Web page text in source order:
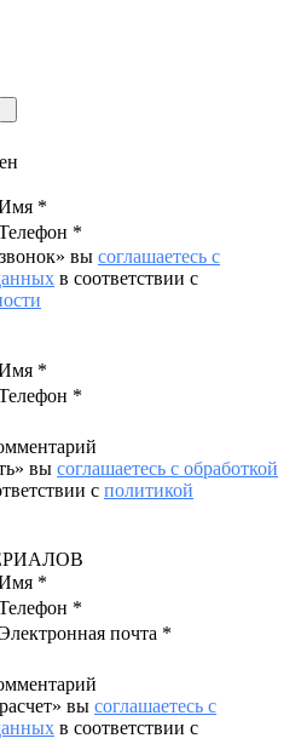
*
*
вы соглашаетесь с
в соответствии с
*
*
вы соглашаетесь с обработкой
с политикой
*
*
почта *
вы соглашаетесь с
в соответствии с